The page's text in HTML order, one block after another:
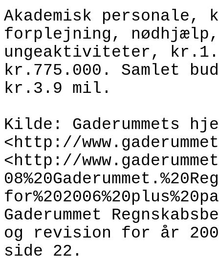
Akademisk
forplejning, nødhjælp,
ungeaktiviteter,
kr.775.000. Samlet
kr.3.9 mil.
Kilde: Gaderummets
<http ://
<http://
for%202006
Gaderummet
og revision for år
side 22.